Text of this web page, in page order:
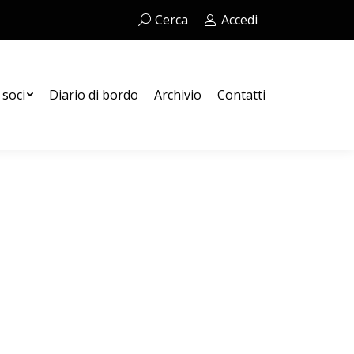
Cerca:Cerca Accedi
Diario di bordo Archivio Contatti
Contatti